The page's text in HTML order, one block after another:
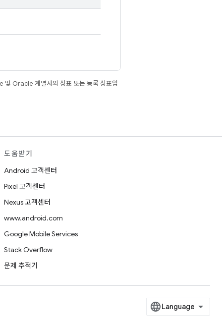
및 Oracle 계열사의 상표 또는 등록 상표입
도움받기
Android 고객센터
Pixel 고객센터
Nexus 고객센터
www.android.com
Google Mobile Services
Stack Overflow
문제 추적기